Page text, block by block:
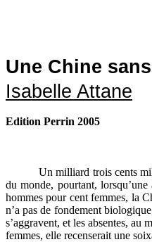
Une Chine
Isabelle Attane
Edition Perrin 2005
Un milliard trois cents
du monde, pourtant,
hommes pour cent femmes, la
n’a pas de fondement
s’aggravent, et les absentes, au
femmes, elle recenserait une